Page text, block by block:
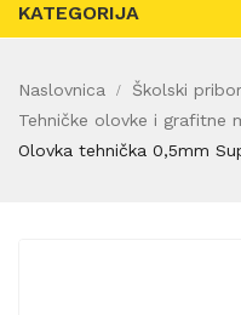
KATEGORIJA
Naslovnica Školski pribor
Tehničke olovke i grafitne
Olovka tehnička 0,5mm